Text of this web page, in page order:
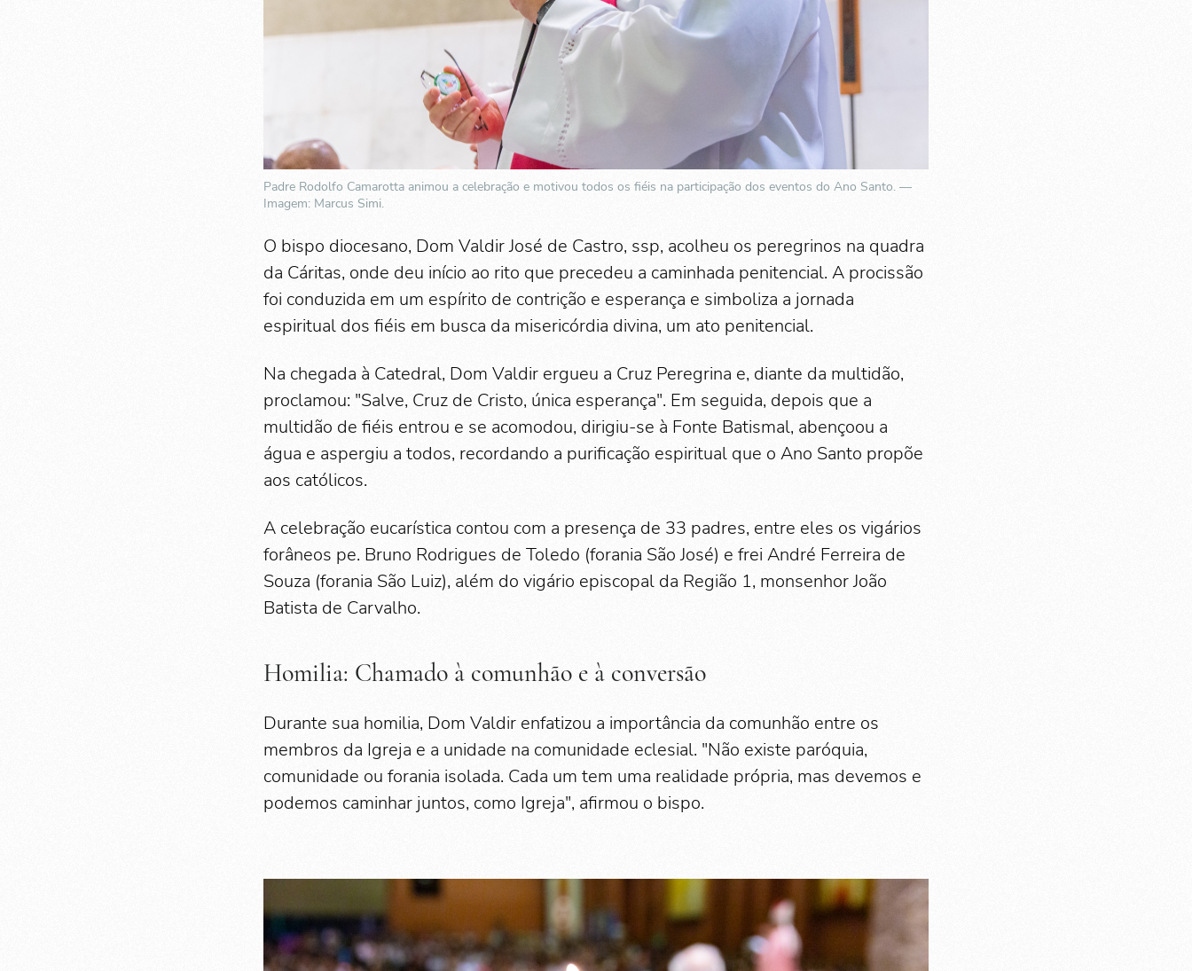
Padre Rodolfo Camarotta animou a celebração e motivou todos os fiéis na participação dos eventos do Ano Santo. —
Imagem: Marcus Simi.
O bispo diocesano, Dom Valdir José de Castro, ssp, acolheu os peregrinos na quadra
da Cáritas, onde deu início ao rito que precedeu a caminhada penitencial. A procissão
foi conduzida em um espírito de contrição e esperança e simboliza a jornada
espiritual dos fiéis em busca da misericórdia divina, um ato penitencial.
Na chegada à Catedral, Dom Valdir ergueu a Cruz Peregrina e, diante da multidão,
proclamou: "Salve, Cruz de Cristo, única esperança". Em seguida, depois que a
multidão de fiéis entrou e se acomodou, dirigiu-se à Fonte Batismal, abençoou a
água e aspergiu a todos, recordando a purificação espiritual que o Ano Santo propõe
aos católicos.
A celebração eucarística contou com a presença de 33 padres, entre eles os vigários
forâneos pe. Bruno Rodrigues de Toledo (forania São José) e frei André Ferreira de
Souza (forania São Luiz), além do vigário episcopal da Região 1, monsenhor João
Batista de Carvalho.
Homilia: Chamado à comunhão e à conversão
Durante sua homilia, Dom Valdir enfatizou a importância da comunhão entre os
membros da Igreja e a unidade na comunidade eclesial. "Não existe paróquia,
comunidade ou forania isolada. Cada um tem uma realidade própria, mas devemos e
podemos caminhar juntos, como Igreja", afirmou o bispo.